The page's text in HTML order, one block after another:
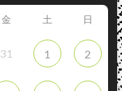
金 土 日
31 1 2